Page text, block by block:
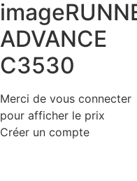
ADVANCE
C3530
Merci de vous connecter
pour afficher le prix
Créer un compte